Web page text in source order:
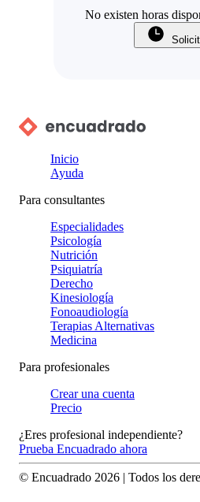
No existen horas
Inicio
Ayuda
Para consultantes
Especialidades
Psicología
Nutrición
Psiquiatría
Derecho
Kinesiología
Fonoaudiología
Terapias Alternativas
Medicina
Para profesionales
Crear una cuenta
Precio
¿Eres profesional independiente?
Prueba Encuadrado ahora
© Encuadrado 2026 | Todos los